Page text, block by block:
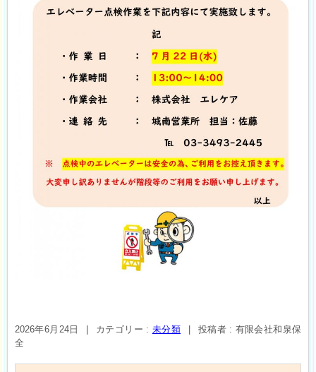
2026年6月24日 カテゴリー : 未分類
投稿者 : 有限会社和泉保
全